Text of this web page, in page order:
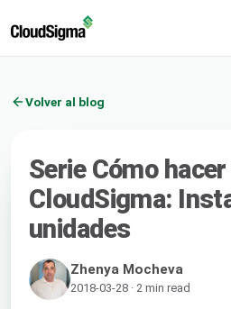
Volver al blog
Serie Cómo
CloudSigma:
unidades
Zhenya Mocheva
2018-03-28 · 2 min read